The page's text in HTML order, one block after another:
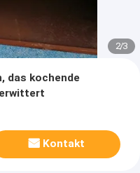
2/3
das kochende
Kontakt